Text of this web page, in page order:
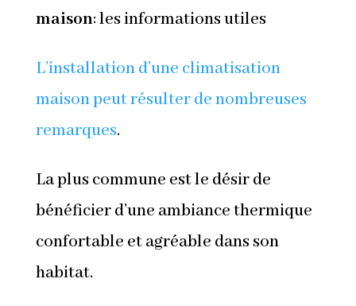
maison: les informations utiles
L’installation d’une climatisation
maison peut résulter de nombreuses
remarques.
La plus commune est le désir de
bénéficier d’une ambiance thermique
confortable et agréable dans son
habitat.